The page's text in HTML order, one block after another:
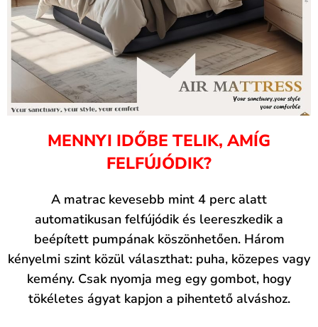
MENNYI IDŐBE TELIK, AMÍG
FELFÚJÓDIK?
A matrac kevesebb mint 4 perc alatt
automatikusan felfújódik és leereszkedik a
beépített pumpának köszönhetően. Három
kényelmi szint közül választhat: puha, közepes vagy
kemény. Csak nyomja meg egy gombot, hogy
tökéletes ágyat kapjon a pihentető alváshoz.